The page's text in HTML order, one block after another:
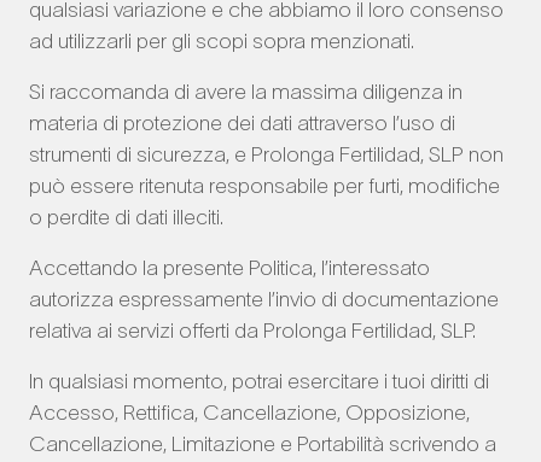
qualsiasi variazione e che abbiamo il loro consenso
ad utilizzarli per gli scopi sopra menzionati.
Si raccomanda di avere la massima diligenza in
materia di protezione dei dati attraverso l’uso di
strumenti di sicurezza, e Prolonga Fertilidad, SLP non
può essere ritenuta responsabile per furti, modifiche
o perdite di dati illeciti.
Accettando la presente Politica, l’interessato
autorizza espressamente l’invio di documentazione
relativa ai servizi offerti da Prolonga Fertilidad, SLP.
In qualsiasi momento, potrai esercitare i tuoi diritti di
Accesso, Rettifica, Cancellazione, Opposizione,
Cancellazione, Limitazione e Portabilità scrivendo a